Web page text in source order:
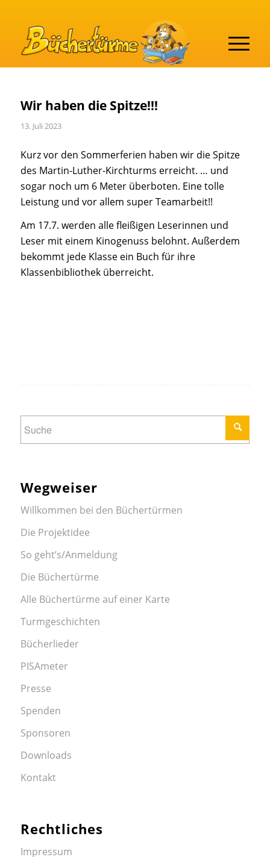
Wir haben die Spitze!!!
13. Juli 2023
Kurz vor den Sommerferien haben wir die Spitze
des Martin-Luther-Kirchturms erreicht. … und
sogar noch um 6 Meter überboten. Eine tolle
Leistung und vor allem super Teamarbeit!!
Am 17.7. werden alle fleißigen Leserinnen und
Leser mit einem Kinogenuss belohnt. Außerdem
bekommt jede Klasse ein Buch für ihre
Klassenbibliothek überreicht.
Wegweiser
Willkommen bei den Büchertürmen
Die Projektidee
So geht’s/Anmeldung
Die Büchertürme
Alle Büchertürme auf einer Karte
Turmgeschichten
Bücherlieder
PISAmeter
Presse
Spenden
Sponsoren
Downloads
Kontakt
Rechtliches
Impressum